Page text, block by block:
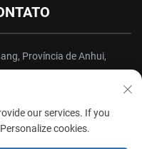
Província de Anhui,
our services. If you
cookies.